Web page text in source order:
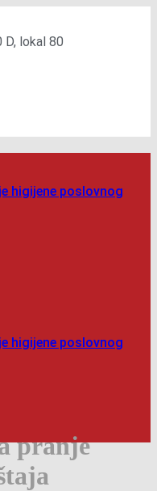
D, lokal 80
higijene poslovnog
higijene poslovnog
pranje